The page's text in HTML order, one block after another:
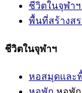
ชีวิตในจุฬาฯ
พื้นที่สร้างส
ชีวิตในจุฬาฯ
หอสมุดและ